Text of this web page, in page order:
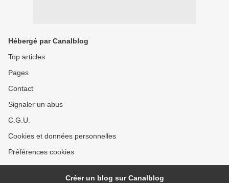
Hébergé par Canalblog
Top articles
Pages
Contact
Signaler un abus
C.G.U.
Cookies et données personnelles
Préférences cookies
Créer un blog sur Canalblog